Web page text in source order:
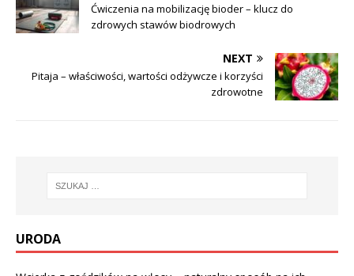
Ćwiczenia na mobilizację bioder – klucz do
zdrowych stawów biodrowych
NEXT
Pitaja – właściwości, wartości odżywcze i korzyści
zdrowotne
URODA